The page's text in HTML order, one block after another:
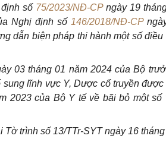
số 75/2023/NĐ-CPngày 19
Nghị định số 146/2018/NĐ-CP
dẫn biện pháp thi hành một số
03 tháng 01 năm 2024 của Bộ
lĩnh vực Y, Dược cổ truyền
2023 của Bộ Y tế về bãi bỏ một số
trình số 13/TTr-SYT ngày 16